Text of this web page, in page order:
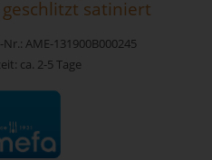
satiniert
AME-131900B000245
ca. 2-5 Tage